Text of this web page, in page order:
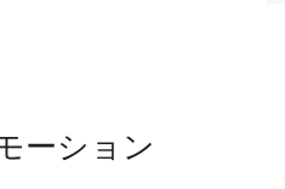
ーション